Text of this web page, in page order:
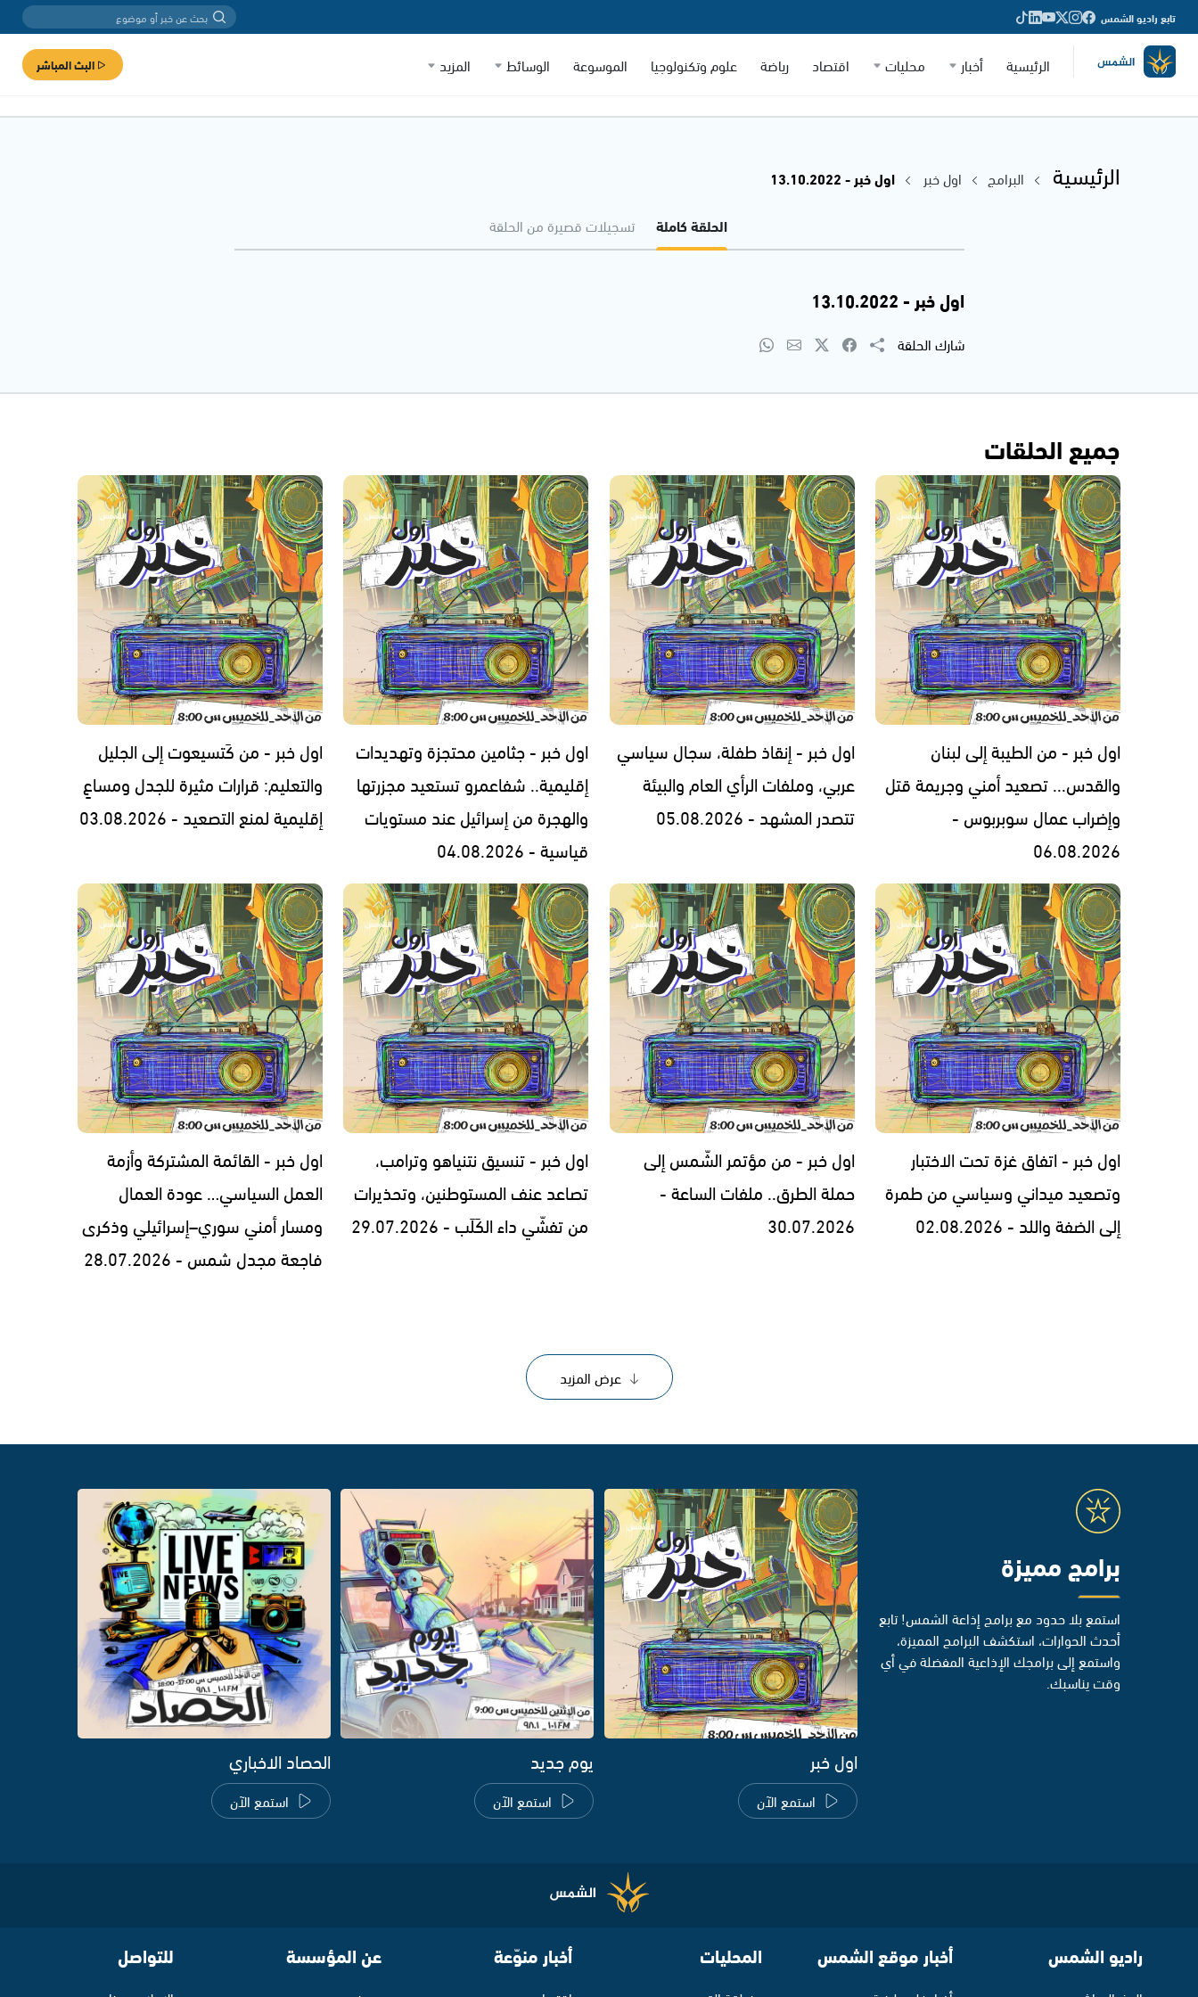
تابع راديو الشمس
الرئيسية أخبار محليات اقتصاد رياضة علوم وتكنولوجيا الموسوعة الوسائط المزيد البث المباشر
الرئيسية البرامج اول خبر
اول خبر - 13.10.2022
الحلقة كاملة
تسجيلات قصيرة من الحلقة
اول خبر - 13.10.2022
شارك الحلقة
جميع الحلقات
اول خبر - من الطيبة إلى لبنان
والقدس... تصعيد أمني وجريمة قتل
وإضراب عمال سوبربوس -
06.08.2026
اول خبر - إنقاذ طفلة، سجال سياسي
عربي، وملفات الرأي العام والبيئة
تتصدر المشهد - 05.08.2026
اول خبر - جثامين محتجزة وتهديدات
إقليمية.. شفاعمرو تستعيد مجزرتها
والهجرة من إسرائيل عند مستويات
قياسية - 04.08.2026
اول خبر - من كَتسيعوت إلى الجليل
والتعليم: قرارات مثيرة للجدل ومساعٍ
إقليمية لمنع التصعيد - 03.08.2026
اول خبر - اتفاق غزة تحت الاختبار
وتصعيد ميداني وسياسي من طمرة
إلى الضفة واللد - 02.08.2026
اول خبر - من مؤتمر الشّمس إلى
حملة الطرق.. ملفات الساعة -
30.07.2026
اول خبر - تنسيق نتنياهو وترامب،
تصاعد عنف المستوطنين، وتحذيرات
من تفشّي داء الكَلَب - 29.07.2026
اول خبر - القائمة المشتركة وأزمة
العمل السياسي… عودة العمال
ومسار أمني سوري–إسرائيلي وذكرى
فاجعة مجدل شمس - 28.07.2026
عرض المزيد
برامج مميزة
استمع بلا حدود مع برامج إذاعة الشمس! تابع
أحدث الحوارات، استكشف البرامج المميزة،
واستمع إلى برامجك الإذاعية المفضلة في أي
وقت يناسبك.
اول خبر
استمع الآن
يوم جديد
استمع الآن
الحصاد الاخباري
استمع الآن
راديو الشمس أخبار موقع الشمس المحليات أخبار منوّعة عن المؤسسة للتواصل